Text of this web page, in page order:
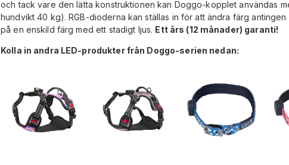
och tack vare den lätta konstruktionen kan Doggo-kopplet användas
hundvikt 40 kg). RGB-dioderna kan ställas in för att ändra färg
på en enskild färg med ett stadigt ljus. Ett års (12 månader) garanti!
Kolla in andra LED-produkter från Doggo-serien nedan: